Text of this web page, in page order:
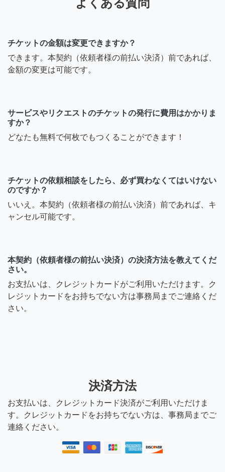
チケットの金額は変更できますか？
できます。本契約（依頼者様の前払い決済）前であれば、
金額の変更は可能です。
サービスやリクエストのチケットの発行に費用はかかりま
すか？
どなたも無料で何枚でもつくることができます！
チケットの依頼相談をしたら、必ず買わなくてはいけない
のですか？
いいえ。本契約（依頼者様の前払い決済）前であれば、キ
ャンセル可能です。
本契約（依頼者様の前払い決済）の決済方法を教えてくだ
さい。
お支払いは、クレジットカードがご利用いただけます。ク
レジットカードをお持ちでない方は事務局までご連絡くだ
さい。
決済方法
お支払いは、クレジットカード決済がご利用いただけま
す。クレジットカードをお持ちでない方は、事務局までご
連絡ください。